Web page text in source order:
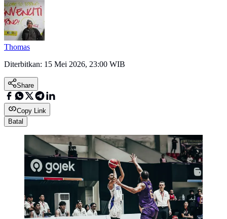
Thomas
Diterbitkan: 15 Mei 2026, 23:00 WIB
Share
Copy Link
Batal